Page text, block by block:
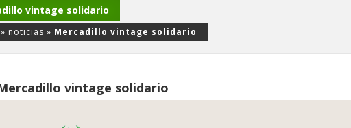
vintage solidario
» noticias » Mercadillo vintage solidario
vintage solidario